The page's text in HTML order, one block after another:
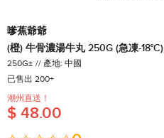
嗲蕉爺爺
(橙) 牛骨濃湯牛丸 250G (急凍-18°C)
250G±
產地: 中國
已售出 200+
潮州直送！
$ 48.00